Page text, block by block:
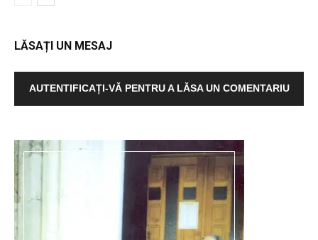
LĂSAȚI UN MESAJ
AUTENTIFICAȚI-VĂ PENTRU A LĂSA UN COMENTARIU